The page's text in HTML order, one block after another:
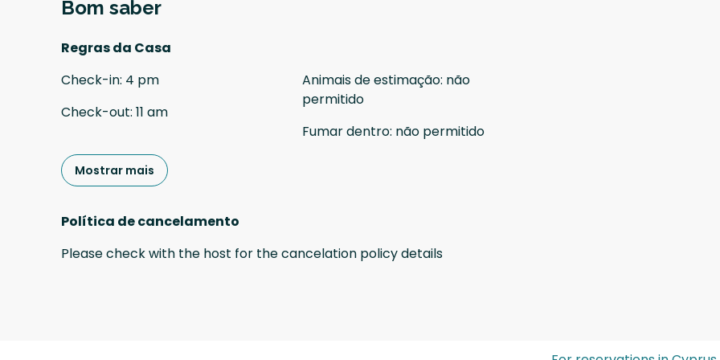
Bom saber
Regras da Casa
Check-in: 4 pm
Check-out: 11 am
Animais de estimação: não
permitido
Fumar dentro: não permitido
Mostrar mais
Política de cancelamento
Please check with the host for the cancelation policy details